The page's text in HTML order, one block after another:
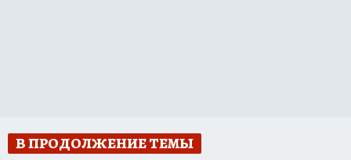
В ПРОДОЛЖЕНИЕ ТЕМЫ